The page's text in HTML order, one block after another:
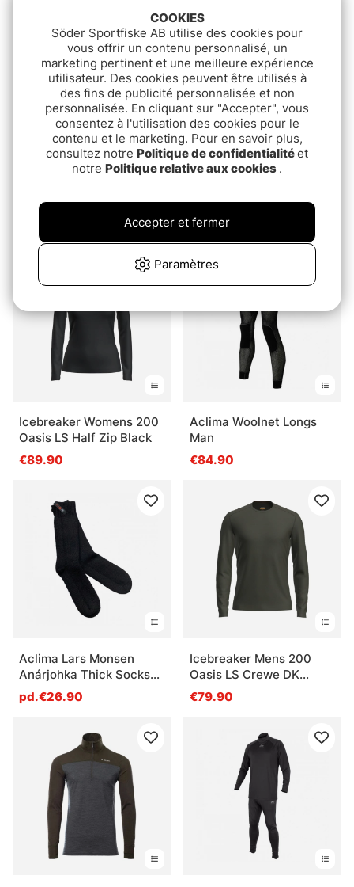
Longs Woman
Everyday LS Crewe
Black
€64.90
Icebreaker Womens 200
Oasis LS Half Zip Black
€89.90
Aclima Woolnet Longs
Man
€84.90
Aclima Lars Monsen
Anárjohka Thick Socks
Jet Black
pd.€26.90
Icebreaker Mens 200
Oasis LS Crewe DK
Loden
€79.90
COOKIES
Söder Sportfiske AB utilise des cookies pour
vous offrir un contenu personnalisé, un
marketing pertinent et une meilleure expérience
utilisateur. Des cookies peuvent être utilisés à
des fins de publicité personnalisée et non
personnalisée. En cliquant sur "Accepter", vous
consentez à l'utilisation des cookies pour le
contenu et le marketing. Pour en savoir plus,
consultez notre Politique de confidentialitéet
notre Politique relative aux cookies .
Paramètres
Accepter et fermer